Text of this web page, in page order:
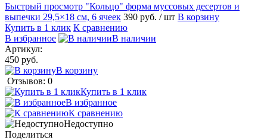
Быстрый просмотр "Кольцо" форма муссовых десертов и
выпечки 29,5×18 см, 6 ячеек 390 руб. / шт В корзину
Купить в 1 клик К сравнению
В избранное
В наличии
Артикул:
450 руб.
В корзину
Отзывов: 0
Купить в 1 клик
В избранное
К сравнению
Недоступно
Поделиться